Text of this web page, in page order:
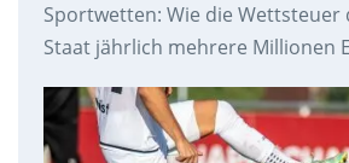
Sportwetten: Wie die Wettsteuer
Staat jährlich mehrere Millionen